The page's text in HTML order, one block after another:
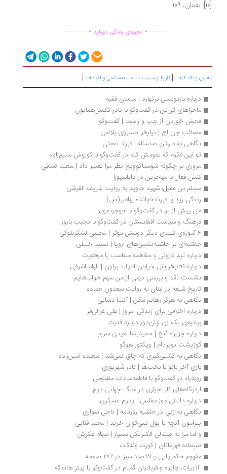
................تجربه‌ی زندگی دوباره ...............
و نقد کتاب|تاریخ و سیاست|جامعه‌شناسی و ارتباطات|
درباره بازنویسی برنهارد | ساسان فقیه
ماجراهای تن‌تن در گفت‌وگو با نادر تکمیل‌همایون
فحش خوردن از چپ و راست | گفت‌وگو
مصائب جی اچ | نیلوفر خسروی بلالمی
نگاهی به ماراتن صدساله | فرزاد نعمتی
تو این فکرم که تمومش کنم در گفت‌‎وگو با کوروش سلیم‌زاده
مروری بر چگونه شوستاکوویچ نظر مرا تغییر داد | سعید صدقی
کنش فعال با مهاجرین در دایاسپورا
مسلم بن عقیل؛ شهید جاوید به روایت شریف القرشی
زندگی زید یا فرزندخوانده پبامبر(ص)
من پیش از تو در گفت‌وگو با جوجو مویز
فرهنگ و سیاست افغانستان در گفت‌وگو با نجیب بارور
حاشیه‌ای بر حاشیه‌نشین‌های اروپا | نسیم خلیلی
درباره تیم درونی و مفاهمه متناسب با موقعیت
درباره کتاب‌فروش خیابان ادوارد براون | الهام اشرفی
نشست نقد و بررسی نیمی از من سهم خواب‌هایم
تاریخ شیعه در لبنان به روایت سعدون حماده
نگاهی به هرگز رهایم مکن | آنیتا‌ دسایی‌
درباره اخلاقی برای زندگی امروز | علی غزالی‌فر
بیانیه‌ی یک زن زبان‌دراز درباره قدرت
درباره جزیره گنج | حمیدرضا امیدی سرور
گوژپشت نوتردام | ویکتور هوگو
نگاهی به کشتی‌گیری که چاق نمی‌شد | سعیده امین‌زاده
بازی آخر بانو با بخت‌ها | نادر شهریوری
رو‌به‌راه در گفت‌وگو با فاطمه‌سادات مظلومی
اردوگاه‌های کار اجباری در جنگ جهانی دوم
درباره دانش‌آموز مفلس | پدرام عسکری
نگاهی به زنی در حاشیه روزنامه | ناجی سواری
پیرامون آنچه با پول نمی‌توان خرید | مجید فنایی
و اما مرا به صندلی الکتریکی بسپار | سهام عکرش
صبحانه قهرمانان | کورت ونه‌گات
مفهوم حکمروایی و اقتصاد سبز در ۲۷۲ صفحه
ادبیات، جایزه و قربانیان گمنام در گفت‌وگو با پیتر هاندکه